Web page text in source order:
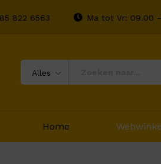
822 6563 Ma tot Vr: 09.00
Alles
Home